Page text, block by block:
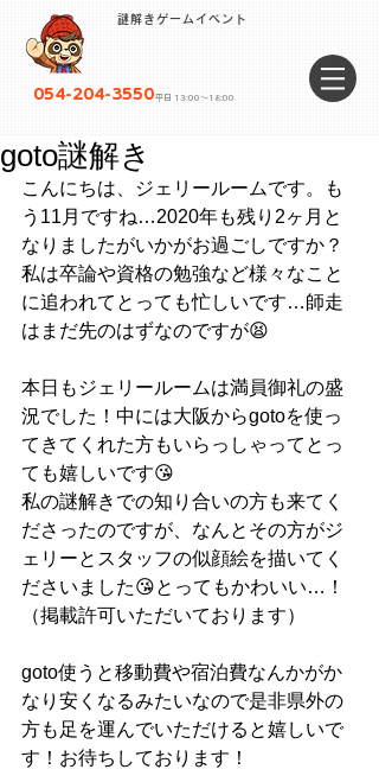
謎解きゲームイベント
054-204-3550 平日 13:00〜18:00
goto謎解き
こんにちは、ジェリールームです。も
う11月ですね…2020年も残り2ヶ月と
なりましたがいかがお過ごしですか？
私は卒論や資格の勉強など様々なこと
に追われてとっても忙しいです…師走
はまだ先のはずなのですが😫
本日もジェリールームは満員御礼の盛
況でした！中には大阪からgotoを使っ
てきてくれた方もいらっしゃってとっ
ても嬉しいです😘
私の謎解きでの知り合いの方も来てく
ださったのですが、なんとその方がジ
ェリーとスタッフの似顔絵を描いてく
ださいました😘とってもかわいい…！
（掲載許可いただいております）
goto使うと移動費や宿泊費なんかがか
なり安くなるみたいなので是非県外の
方も足を運んでいただけると嬉しいで
す！お待ちしております！